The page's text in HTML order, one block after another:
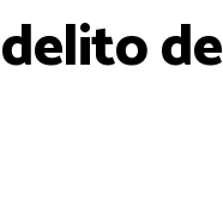
de